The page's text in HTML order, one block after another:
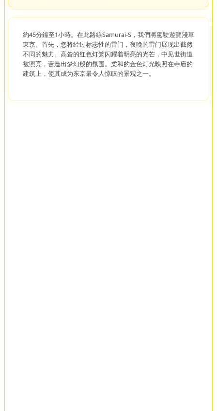
約45分鐘至1小時。在此路線Samurai-S，我們將駕駛遊覽淺草
東京。首先，您将经过标志性的雷门，夜晚的雷门展现出截然
不同的魅力。高耸的红色灯笼闪耀着明亮的光芒，中见世街道
被照亮，营造出梦幻般的氛围。柔和的金色灯光映照在寺庙的
建筑上，使其成为东京最令人惊叹的景观之一。